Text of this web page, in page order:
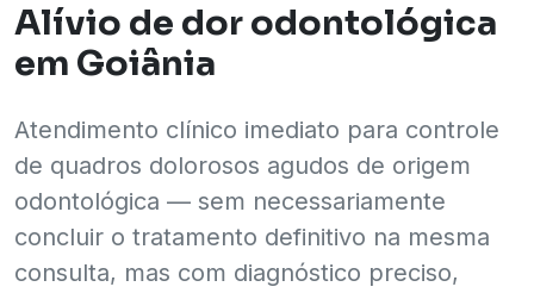
Alívio de dor odontológica
em Goiânia
Atendimento clínico imediato para controle
de quadros dolorosos agudos de origem
odontológica — sem necessariamente
concluir o tratamento definitivo na mesma
consulta, mas com diagnóstico preciso,